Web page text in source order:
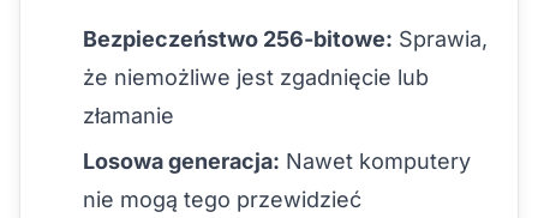
Bezpieczeństwo 256-bitowe: Sprawia,
że niemożliwe jest zgadnięcie lub
złamanie
Losowa generacja: Nawet komputery
nie mogą tego przewidzieć